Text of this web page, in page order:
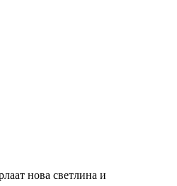
нова светлина и